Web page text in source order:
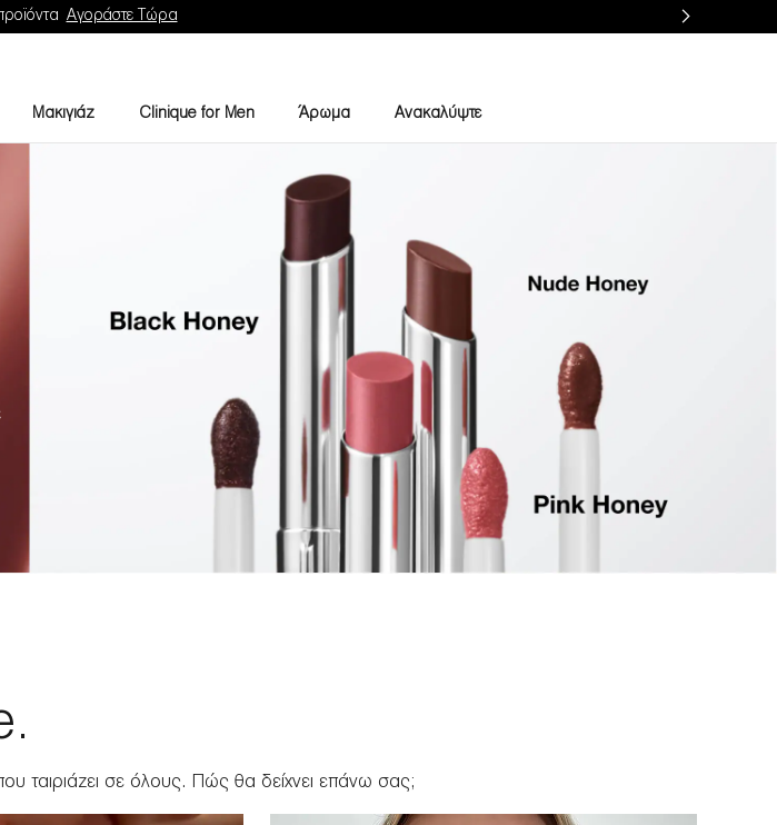
Αγοράστε Τώρα
Μακιγιάζ Clinique for Men Άρωμα Ανακαλύψτε
ταιριάζει σε όλους. Πώς θα δείχνει επάνω σας;